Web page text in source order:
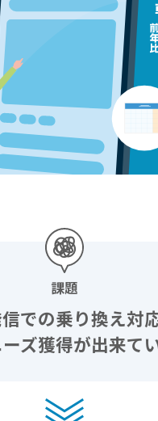
課題
での乗り換え対
ズ獲得が出来て